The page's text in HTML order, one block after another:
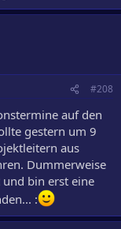
#208
auf den
gestern um 9
aus
Dummerweise
und bin erst eine
: